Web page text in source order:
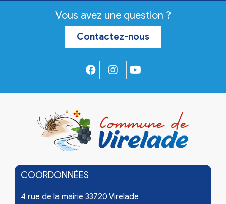
Vous avez une question ?
Contactez-nous
COORDONNÉES
4 rue de la mairie 33720 Virelade